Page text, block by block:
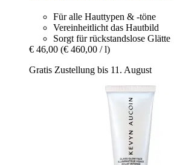
Für alle Hauttypen & -töne
Vereinheitlicht das Hautbild
Sorgt für rückstandslose Glätte
€ 46,00 (€ 460,00 / l)
Gratis Zustellung bis 11. August